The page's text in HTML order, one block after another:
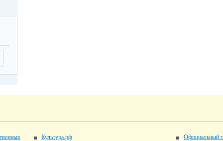
Культура.рф
Официальный